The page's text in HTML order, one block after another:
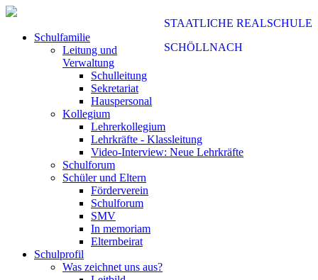
STAATLICHE REALSCHULE
SCHÖLLNACH
Schulfamilie
Leitung und
Verwaltung
Schulleitung
Sekretariat
Hauspersonal
Kollegium
Lehrerkollegium
Lehrkräfte - Klassleitung
Video-Interview: Neue Lehrkräfte
Schulforum
Schüler und Eltern
Förderverein
Schulforum
SMV
In memoriam
Elternbeirat
Schulprofil
Was zeichnet uns aus?